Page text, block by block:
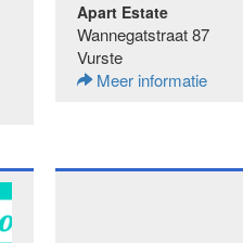
Apart Estate
Wannegatstraat 87
Vurste
Meer informatie